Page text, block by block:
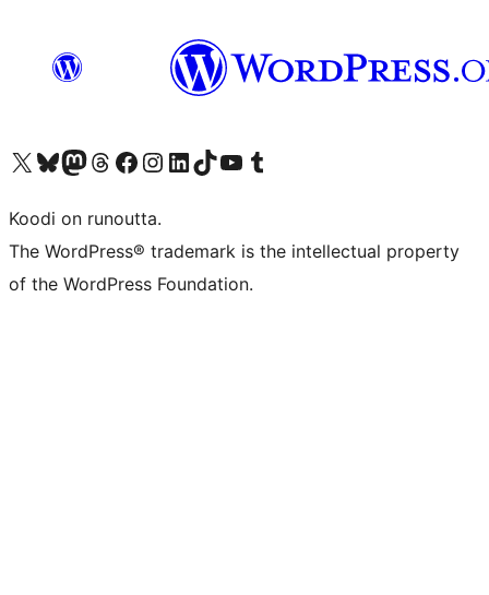
Visit our X (formerly Twitter) account
Visit our Bluesky account
Visit our Mastodon account
Visit our Threads account
Visit our Facebook page
Visit our Instagram account
Visit our LinkedIn account
Visit our TikTok account
Näytä YouTube-kanava
Visit our Tumblr account
Koodi on runoutta.
The WordPress® trademark is the intellectual property
of the WordPress Foundation.